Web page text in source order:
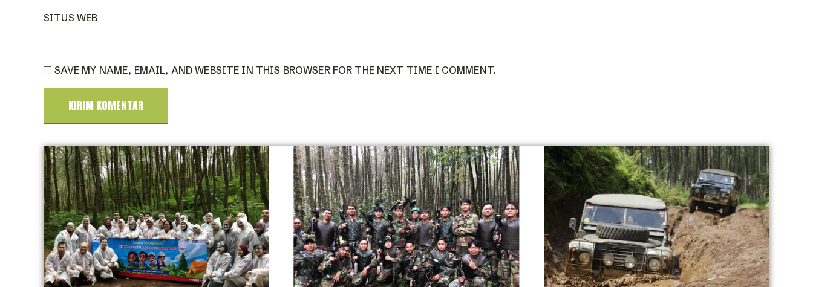
SITUS WEB
SAVE MY NAME, EMAIL, AND WEBSITE IN THIS BROWSER FOR THE NEXT TIME I COMMENT.